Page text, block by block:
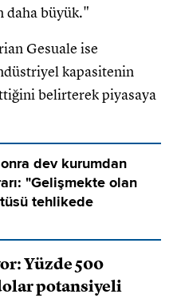
daha büyük."
Gesuale ise
kapasitenin
belirterek piyasaya
dev kurumdan
"Gelişmekte olan
tehlikede
Yüzde 500
potansiyeli